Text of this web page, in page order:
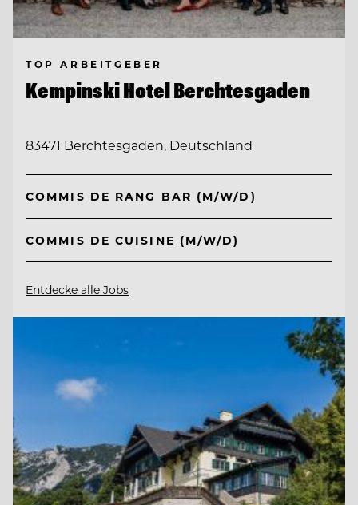
TOP ARBEITGEBER
Kempinski Hotel Berchtesgaden
83471 Berchtesgaden, Deutschland
COMMIS DE RANG BAR (M/W/D)
COMMIS DE CUISINE (M/W/D)
Entdecke alle Jobs